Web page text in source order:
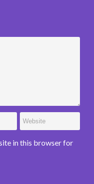
in this browser for